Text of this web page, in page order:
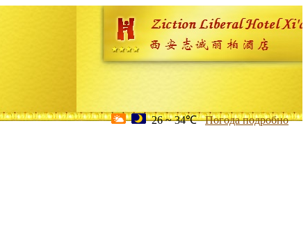
26 ~ 34℃ Погода подробно